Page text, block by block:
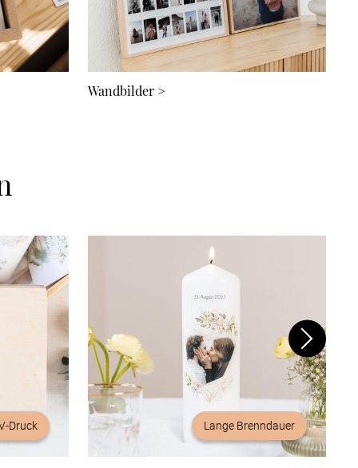
Wandbilder >
Druck Lange Brenndauer